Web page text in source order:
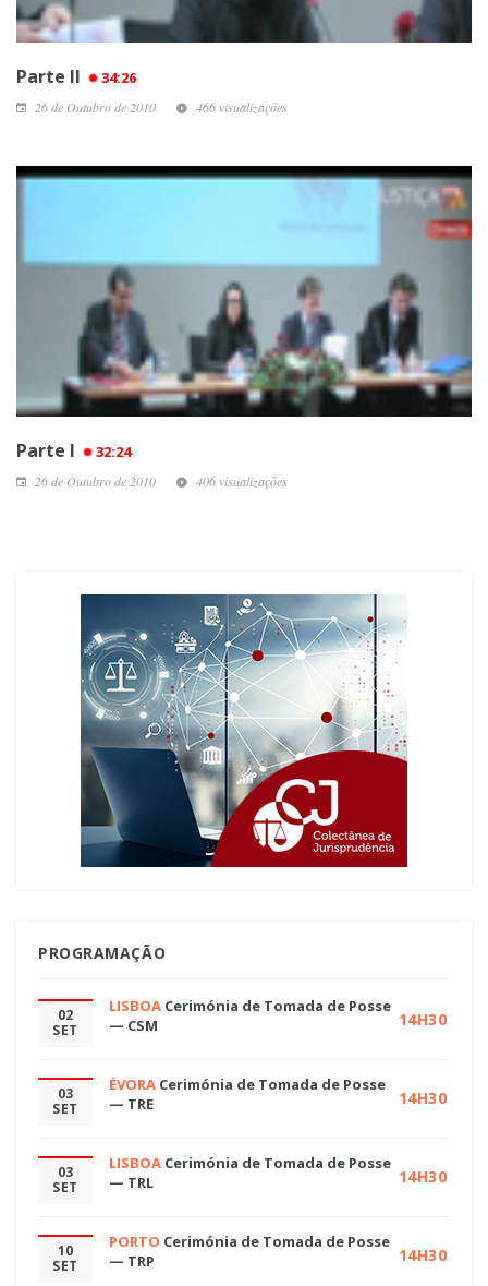
Parte II 34:26
26 de Outubro de 2010 466 visualizações
Parte I 32:24
26 de Outubro de 2010 406 visualizações
PROGRAMAÇÃO
02
SET
LISBOA Cerimónia de Tomada de Posse
— CSM
14H30
03
SET
ÉVORA Cerimónia de Tomada de Posse
— TRE
14H30
03
SET
LISBOA Cerimónia de Tomada de Posse
— TRL
14H30
10
SET
PORTO Cerimónia de Tomada de Posse
— TRP
14H30